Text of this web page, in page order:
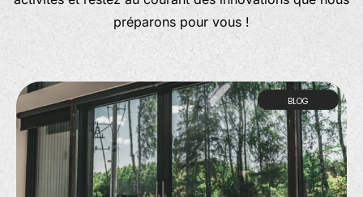
préparons pour vous !
BLOG